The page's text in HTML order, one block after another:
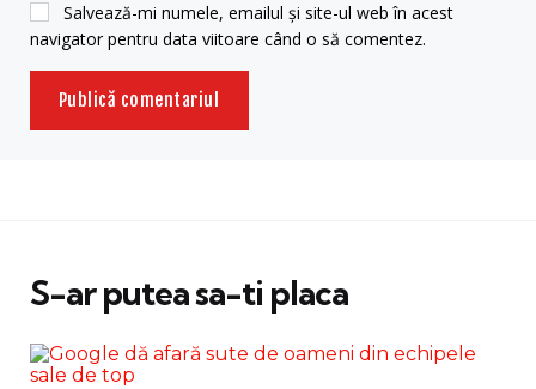
Salvează-mi numele, emailul și site-ul web în acest
navigator pentru data viitoare când o să comentez.
S-ar putea sa-ti placa